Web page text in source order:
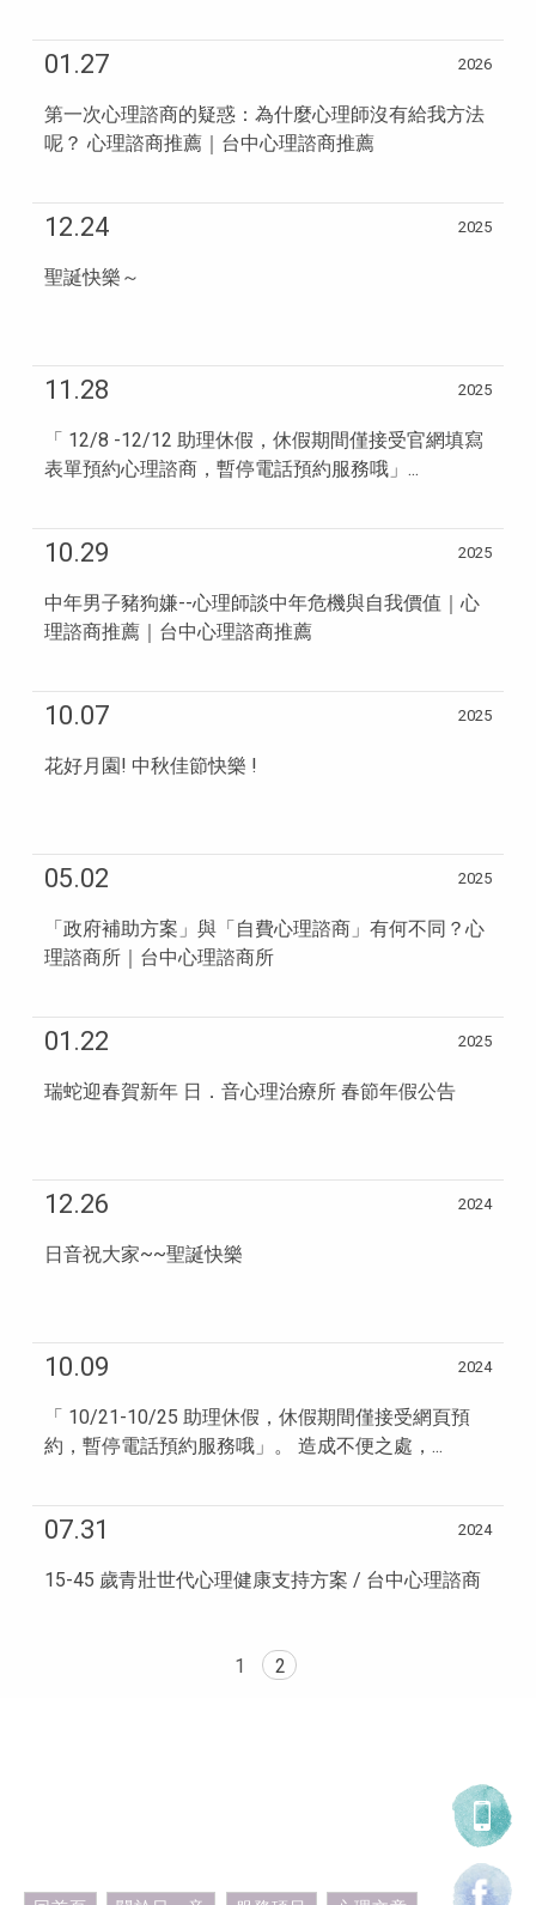
01.27 2026
第一次心理諮商的疑惑：為什麼心理師沒有給我方法
呢？ 心理諮商推薦｜台中心理諮商推薦
12.24 2025
聖誕快樂～
11.28 2025
「 12/8 -12/12 助理休假，休假期間僅接受官網填寫
表單預約心理諮商，暫停電話預約服務哦」...
10.29 2025
中年男子豬狗嫌--心理師談中年危機與自我價值｜心
理諮商推薦｜台中心理諮商推薦
10.07 2025
花好月園! 中秋佳節快樂 !
05.02 2025
「政府補助方案」與「自費心理諮商」有何不同？心
理諮商所｜台中心理諮商所
01.22 2025
瑞蛇迎春賀新年 日．音心理治療所 春節年假公告
12.26 2024
日音祝大家~~聖誕快樂
10.09 2024
「 10/21-10/25 助理休假，休假期間僅接受網頁預
約，暫停電話預約服務哦」。 造成不便之處，...
07.31 2024
15-45 歲青壯世代心理健康支持方案 / 台中心理諮商
1 2